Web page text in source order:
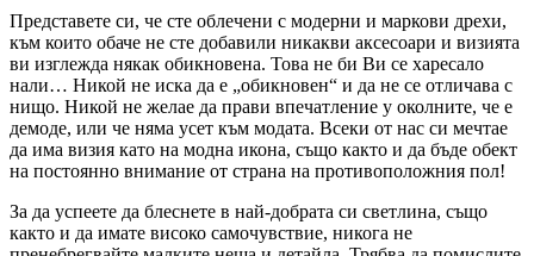
Представете си, че сте облечени с модерни и маркови дрехи,
към които обаче не сте добавили никакви аксесоари и визията
ви изглежда някак обикновена. Това не би Ви се харесало
нали… Никой не иска да е „обикновен“ и да не се отличава с
нищо. Никой не желае да прави впечатление у околните, че е
демоде, или че няма усет към модата. Всеки от нас си мечтае
да има визия като на модна икона, също както и да бъде обект
на постоянно внимание от страна на противоположния пол!
За да успеете да блеснете в най-добрата си светлина, също
както и да имате високо самочувствие, никога не